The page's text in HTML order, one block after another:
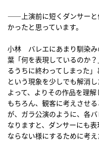
――上演前に短くダンサーと
かったと思っています。
小林 バレエにあまり馴染み
葉「何を表現しているのか
るうちに終わってしまった」
という現象を少しでも解消
よって、よりその作品を理
もちろん、観客に考えさせ
が、ガラ公演のように、各
なりますと、ダンサーにも
ならない様にするために考え